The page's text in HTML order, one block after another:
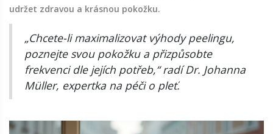
udržet zdravou a krásnou pokožku.
„Chcete-li maximalizovat výhody peelingu,
poznejte svou pokožku a přizpůsobte
frekvenci dle jejích potřeb,“ radí Dr. Johanna
Müller, expertka na péči o pleť.